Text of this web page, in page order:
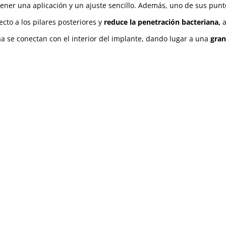
una aplicación y un ajuste sencillo. Además, uno de sus
a los pilares posteriores y reduce la penetración bacteriana,
se conectan con el interior del implante, dando lugar a una